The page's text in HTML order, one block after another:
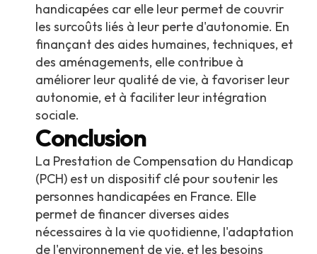
handicapées car elle leur permet de couvrir
les surcoûts liés à leur perte d'autonomie. En
finançant des aides humaines, techniques, et
des aménagements, elle contribue à
améliorer leur qualité de vie, à favoriser leur
autonomie, et à faciliter leur intégration
sociale.
Conclusion
La Prestation de Compensation du Handicap
(PCH) est un dispositif clé pour soutenir les
personnes handicapées en France. Elle
permet de financer diverses aides
nécessaires à la vie quotidienne, l'adaptation
de l'environnement de vie, et les besoins